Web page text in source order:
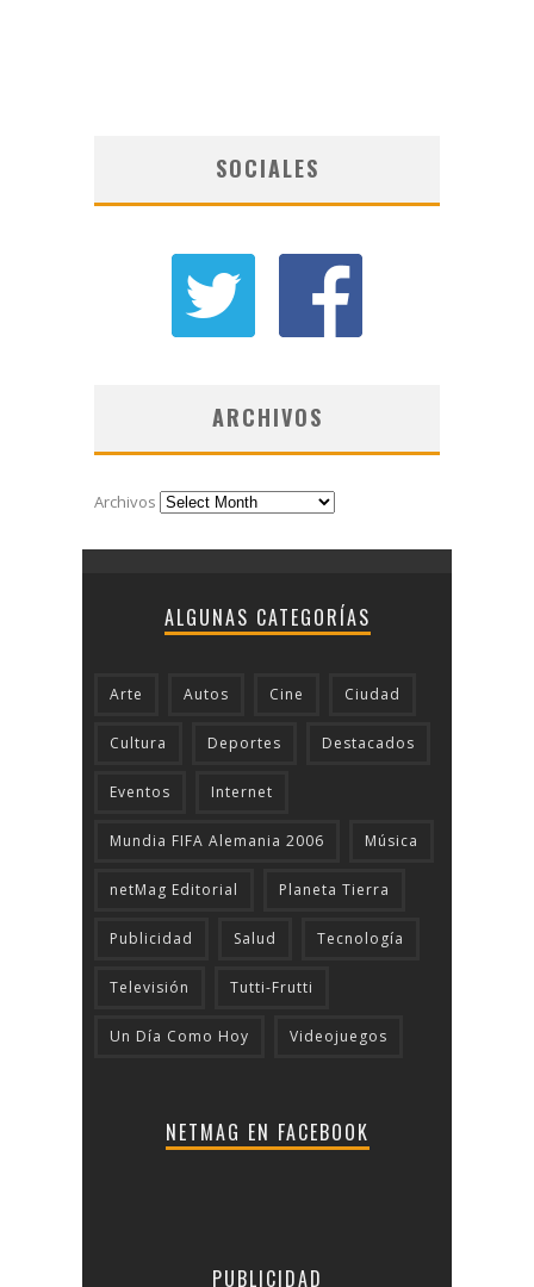
SOCIALES
ARCHIVOS
Archivos
ALGUNAS CATEGORÍAS
Arte Autos Cine Ciudad
Cultura Deportes Destacados
Eventos Internet
Mundia FIFA Alemania 2006 Música
netMag Editorial Planeta Tierra
Publicidad Salud Tecnologí­a
Televisión Tutti-Frutti
Un Día Como Hoy Videojuegos
NETMAG EN FACEBOOK
PUBLICIDAD